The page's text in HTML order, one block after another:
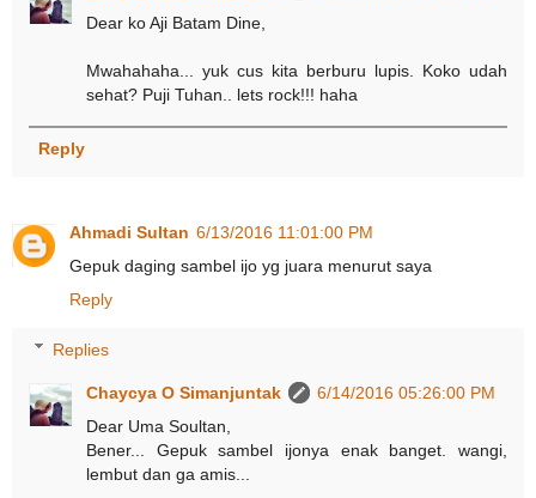
Dear ko Aji Batam Dine,
Mwahahaha... yuk cus kita berburu lupis. Koko udah
sehat? Puji Tuhan.. lets rock!!! haha
Reply
Ahmadi Sultan 6/13/2016 11:01:00 PM
Gepuk daging sambel ijo yg juara menurut saya
Reply
Replies
Chaycya O Simanjuntak
6/14/2016 05:26:00 PM
Dear Uma Soultan,
Bener... Gepuk sambel ijonya enak banget. wangi,
lembut dan ga amis...